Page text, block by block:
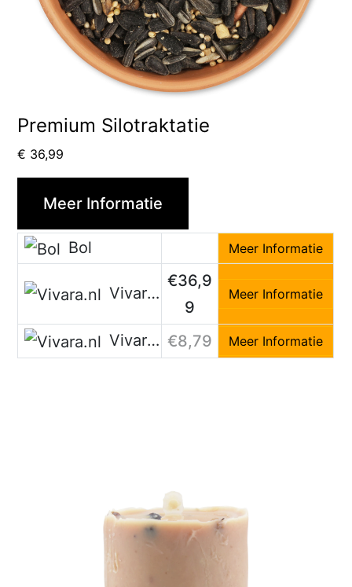
Premium Silotraktatie
€ 36,99
Meer Informatie
Bol Meer Informatie
Vivara.nl
€36,9
9
Meer Informatie
Vivara.nl €8,79 Meer Informatie